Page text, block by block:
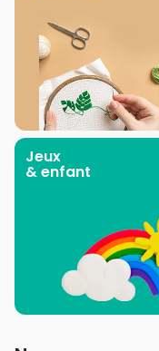
Jeux
& enfant